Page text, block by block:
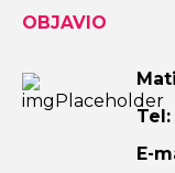
OBJAVIO
Tel:
E-